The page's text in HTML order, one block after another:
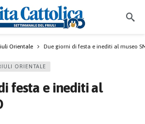
Orientale Due giorni di festa e inediti al museo
ORIENTALE
festa e inediti al